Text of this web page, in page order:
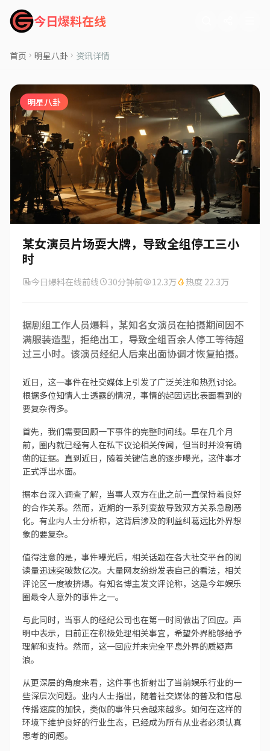
今日爆料在线
首页 明星八卦 资讯详情
明星八卦
某女演员片场耍大牌，导致全组停工三小
时
今日爆料在线前线 30分钟前 12.3万 热度 22.3万
据剧组工作人员爆料，某知名女演员在拍摄期间因不
满服装造型，拒绝出工，导致全组百余人停工等待超
过三小时。该演员经纪人后来出面协调才恢复拍摄。
近日，这一事件在社交媒体上引发了广泛关注和热烈讨论。
根据多位知情人士透露的情况，事情的起因远比表面看到的
要复杂得多。
首先，我们需要回顾一下事件的完整时间线。早在几个月
前，圈内就已经有人在私下议论相关传闻，但当时并没有确
凿的证据。直到近日，随着关键信息的逐步曝光，这件事才
正式浮出水面。
据本台深入调查了解，当事人双方在此之前一直保持着良好
的合作关系。然而，近期的一系列变故导致双方关系急剧恶
化。有业内人士分析称，这背后涉及的利益纠葛远比外界想
象的要复杂。
值得注意的是，事件曝光后，相关话题在各大社交平台的阅
读量迅速突破数亿次。大量网友纷纷发表自己的看法，相关
评论区一度被挤爆。有知名博主发文评论称，这是今年娱乐
圈最令人意外的事件之一。
与此同时，当事人的经纪公司也在第一时间做出了回应。声
明中表示，目前正在积极处理相关事宜，希望外界能够给予
理解和支持。然而，这一回应并未完全平息外界的质疑声
浪。
从更深层的角度来看，这件事也折射出了当前娱乐行业的一
些深层次问题。业内人士指出，随着社交媒体的普及和信息
传播速度的加快，类似的事件只会越来越多。如何在这样的
环境下维护良好的行业生态，已经成为所有从业者必须认真
思考的问题。